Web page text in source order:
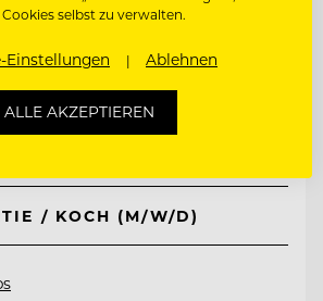
Party-Service
- Südoststadt , Deutschland
/ KOCH (M/W/D)
selbst zu verwalten.
Einstellungen Ablehnen
ALLE AKZEPTIEREN